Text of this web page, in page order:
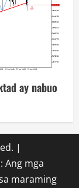
ay nabuo
|
Ang mga
maraming